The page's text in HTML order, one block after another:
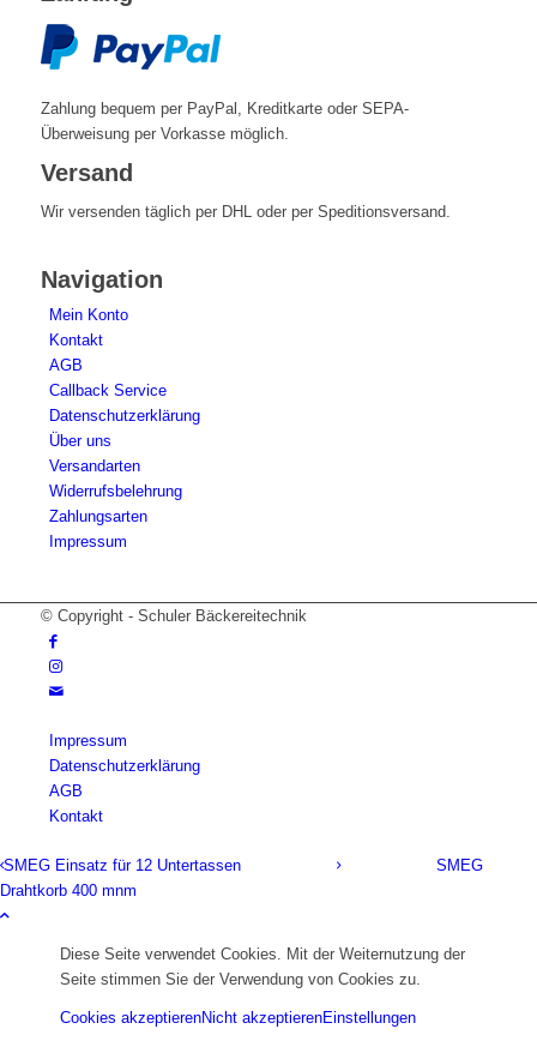
Zahlung bequem per PayPal, Kreditkarte oder SEPA-
Überweisung per Vorkasse möglich.
Versand
Wir versenden täglich per DHL oder per Speditionsversand.
Navigation
Mein Konto
Kontakt
AGB
Callback Service
Datenschutzerklärung
Über uns
Versandarten
Widerrufsbelehrung
Zahlungsarten
Impressum
© Copyright - Schuler Bäckereitechnik
Impressum
Datenschutzerklärung
AGB
Kontakt
SMEG Einsatz für 12 Untertassen
SMEG
Drahtkorb 400 mnm
Diese Seite verwendet Cookies. Mit der Weiternutzung der
Seite stimmen Sie der Verwendung von Cookies zu.
Cookies akzeptierenNicht akzeptierenEinstellungen